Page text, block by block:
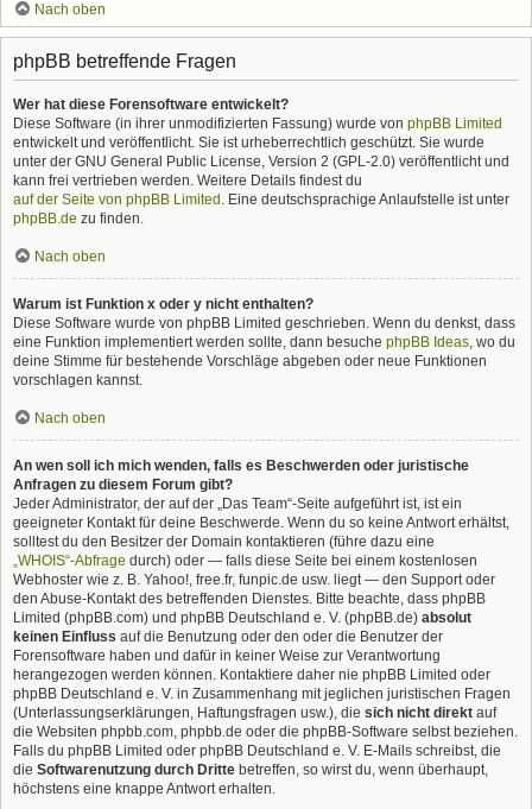
Nach oben
phpBB betreffende Fragen
Wer hat diese Forensoftware entwickelt?
Diese Software (in ihrer unmodifizierten Fassung) wurde von phpBB Limited
entwickelt und veröffentlicht. Sie ist urheberrechtlich geschützt. Sie wurde
unter der GNU General Public License, Version 2 (GPL-2.0) veröffentlicht und
kann frei vertrieben werden. Weitere Details findest du
auf der Seite von phpBB Limited . Eine deutschsprachige Anlaufstelle ist unter
phpBB.de zu finden.
Nach oben
Warum ist Funktion x oder y nicht enthalten?
Diese Software wurde von phpBB Limited geschrieben. Wenn du denkst, dass
eine Funktion implementiert werden sollte, dann besuche phpBB Ideas, wo du
deine Stimme für bestehende Vorschläge abgeben oder neue Funktionen
vorschlagen kannst.
Nach oben
An wen soll ich mich wenden, falls es Beschwerden oder juristische
Anfragen zu diesem Forum gibt?
Jeder Administrator, der auf der „Das Team“-Seite aufgeführt ist, ist ein
geeigneter Kontakt für deine Beschwerde. Wenn du so keine Antwort erhältst,
solltest du den Besitzer der Domain kontaktieren (führe dazu eine
„WHOIS“-Abfrage durch) oder — falls diese Seite bei einem kostenlosen
Webhoster wie z. B. Yahoo!, free.fr, funpic.de usw. liegt — den Support oder
den Abuse-Kontakt des betreffenden Dienstes. Bitte beachte, dass phpBB
Limited (phpBB.com) und phpBB Deutschland e. V. (phpBB.de) absolut
keinen Einfluss auf die Benutzung oder den oder die Benutzer der
Forensoftware haben und dafür in keiner Weise zur Verantwortung
herangezogen werden können. Kontaktiere daher nie phpBB Limited oder
phpBB Deutschland e. V. in Zusammenhang mit jeglichen juristischen Fragen
(Unterlassungserklärungen, Haftungsfragen usw.), die sich nicht direkt auf
die Websiten phpbb.com, phpbb.de oder die phpBB-Software selbst beziehen.
Falls du phpBB Limited oder phpBB Deutschland e. V. E-Mails schreibst, die
die Softwarenutzung durch Dritte betreffen, so wirst du, wenn überhaupt,
höchstens eine knappe Antwort erhalten.